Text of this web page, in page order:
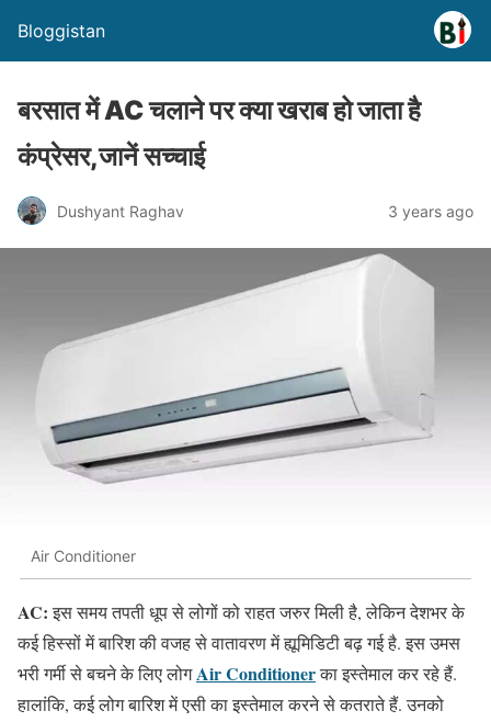
Bloggistan
बरसात में AC चलाने पर क्या खराब हो जाता है
कंप्रेसर,जानें सच्चाई
Dushyant Raghav 3 years ago
Air Conditioner
AC:इस समय तपती धूप से लोगों को राहत जरुर मिली है, लेकिन देशभर के
कई हिस्सों में बारिश की वजह से वातावरण में ह्यूमिडिटी बढ़ गई है. इस उमस
भरी गर्मी से बचने के लिए लोगAir Conditionerका इस्तेमाल कर रहे हैं.
हालांकि, कई लोग बारिश में एसी का इस्तेमाल करने से कतराते हैं. उनको